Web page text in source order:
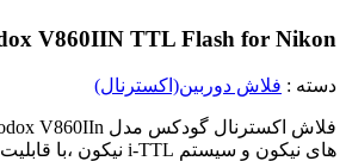
V860IIN TTL Flash for Nikon
دسته : فلاش دوربین(اکسترنال)